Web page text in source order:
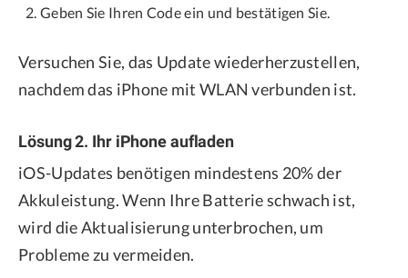
Geben Sie Ihren Code ein und bestätigen Sie.
Versuchen Sie, das Update wiederherzustellen,
nachdem das iPhone mit WLAN verbunden ist.
Lösung 2. Ihr iPhone aufladen
iOS-Updates benötigen mindestens 20% der
Akkuleistung. Wenn Ihre Batterie schwach ist,
wird die Aktualisierung unterbrochen, um
Probleme zu vermeiden.